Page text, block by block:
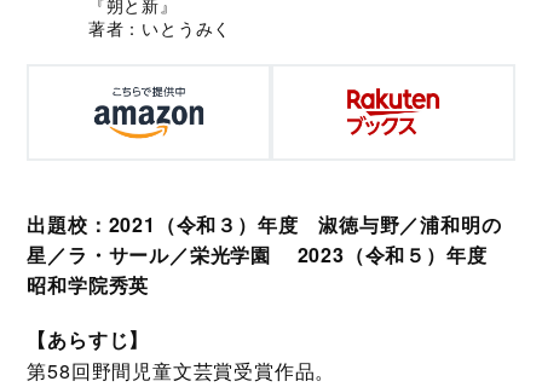
『朔と新』
著者：いとうみく
出題校：2021（令和３）年度 淑徳与野／浦和明の
星／ラ・サール／栄光学園 2023（令和５）年度
昭和学院秀英
【あらすじ】
第58回野間児童文芸賞受賞作品。